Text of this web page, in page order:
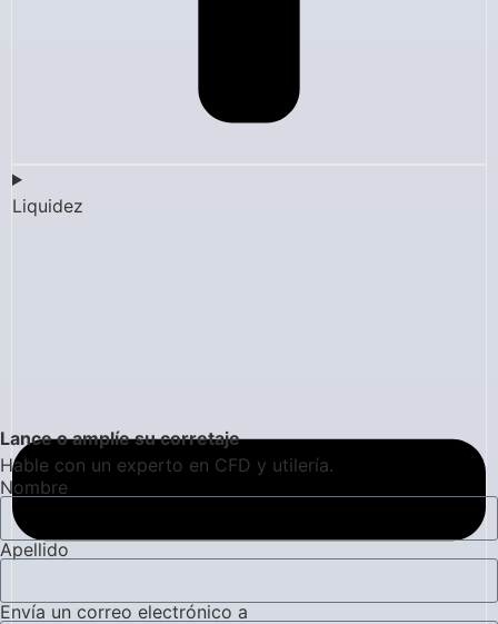
Liquidez
Lance o amplíe su corretaje
Hable con un experto en CFD y utilería.
Nombre
Apellido
Envía un correo electrónico a